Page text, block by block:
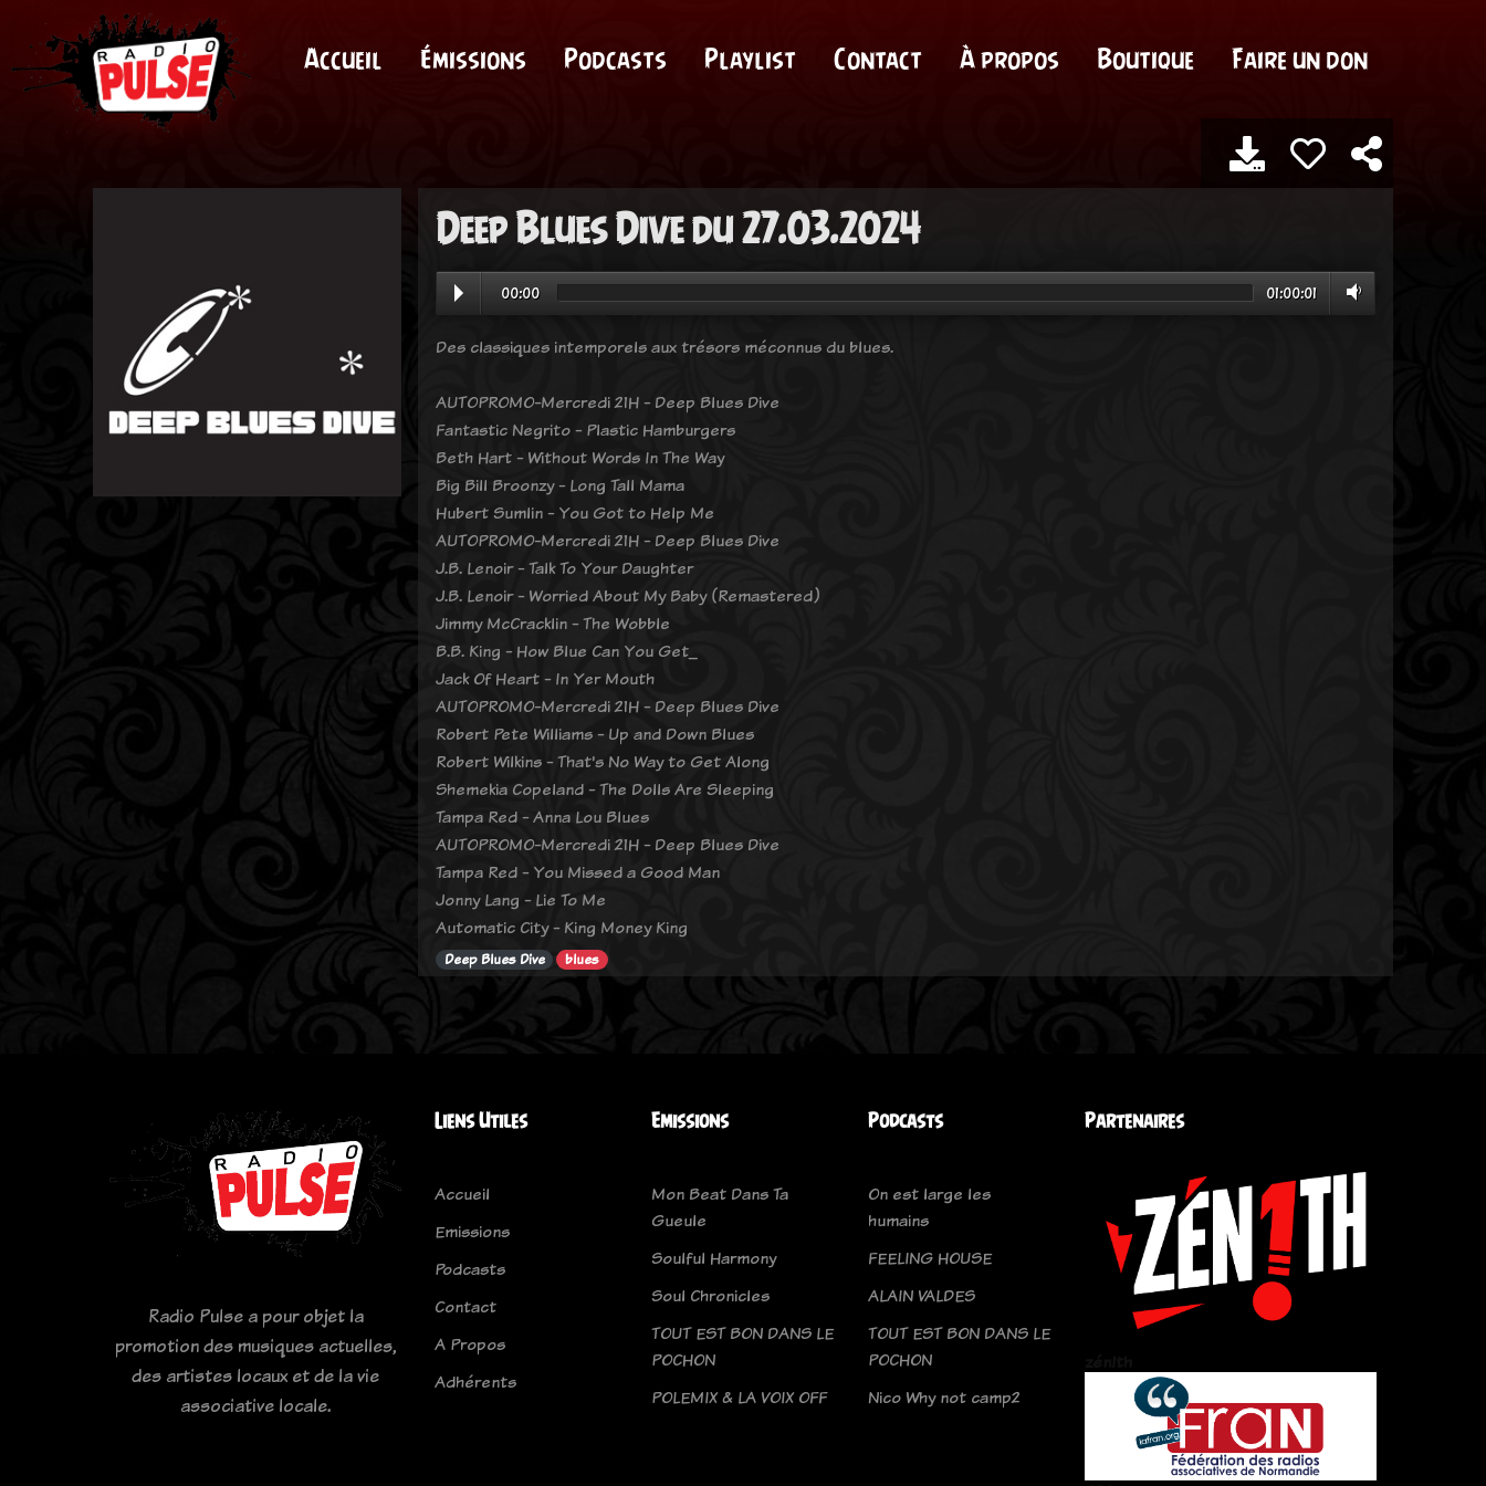
Accueil Émissions Podcasts Playlist Contact À propos Boutique Faire un don
Deep Blues Dive du 27.03.2024
00:00 01:00:01
Des classiques intemporels aux trésors méconnus du blues.
AUTOPROMO-Mercredi 21H - Deep Blues Dive
Fantastic Negrito - Plastic Hamburgers
Beth Hart - Without Words In The Way
Big Bill Broonzy - Long Tall Mama
Hubert Sumlin - You Got to Help Me
AUTOPROMO-Mercredi 21H - Deep Blues Dive
J.B. Lenoir - Talk To Your Daughter
J.B. Lenoir - Worried About My Baby (Remastered)
Jimmy McCracklin - The Wobble
B.B. King - How Blue Can You Get_
Jack Of Heart - In Yer Mouth
AUTOPROMO-Mercredi 21H - Deep Blues Dive
Robert Pete Williams - Up and Down Blues
Robert Wilkins - That's No Way to Get Along
Shemekia Copeland - The Dolls Are Sleeping
Tampa Red - Anna Lou Blues
AUTOPROMO-Mercredi 21H - Deep Blues Dive
Tampa Red - You Missed a Good Man
Jonny Lang - Lie To Me
Automatic City - King Money King
Deep Blues Dive blues
Radio Pulse a pour objet la
promotion des musiques actuelles,
des artistes locaux et de la vie
associative locale.
Liens Utiles
Accueil
Emissions
Podcasts
Contact
A Propos
Adhérents
Emissions
Mon Beat Dans Ta
Gueule
Soulful Harmony
Soul Chronicles
TOUT EST BON DANS LE
POCHON
POLEMIX & LA VOIX OFF
Podcasts
On est large les
humains
FEELING HOUSE
ALAIN VALDES
TOUT EST BON DANS LE
POCHON
Nico Why not camp2
Partenaires